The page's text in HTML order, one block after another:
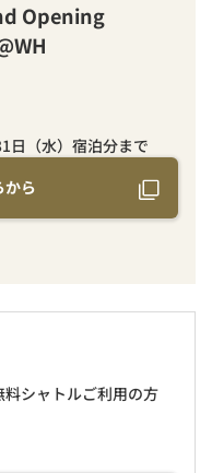
Opening
日（⽔）宿泊分まで
から
シャトルご利用の方